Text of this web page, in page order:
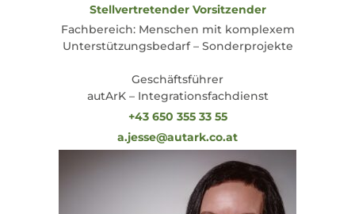
Stellvertretender Vorsitzender
Fachbereich: Menschen mit komplexem
Unterstützungsbedarf – Sonderprojekte
Geschäftsführer
autArK – Integrationsfachdienst
+43 650 355 33 55
a.jesse@autark.co.at